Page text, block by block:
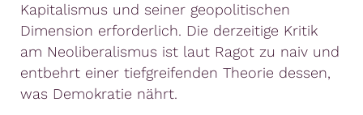
Kapitalismus und seiner geopolitischen
Dimension erforderlich. Die derzeitige Kritik
am Neoliberalismus ist laut Ragot zu naiv und
entbehrt einer tiefgreifenden Theorie dessen,
was Demokratie nährt.